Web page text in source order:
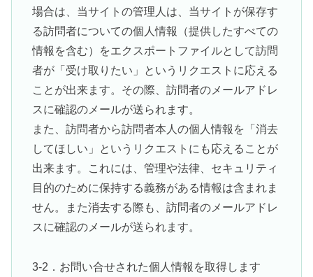
場合は、当サイトの管理人は、当サイトが保存す
る訪問者についての個人情報（提供したすべての
情報を含む）をエクスポートファイルとして訪問
者が「受け取りたい」というリクエストに応える
ことが出来ます。その際、訪問者のメールアドレ
スに確認のメールが送られます。
また、訪問者から訪問者本人の個人情報を「消去
してほしい」というリクエストにも応えることが
出来ます。これには、管理や法律、セキュリティ
目的のために保持する義務がある情報は含まれま
せん。また消去する際も、訪問者のメールアドレ
スに確認のメールが送られます。
3-2．お問い合せされた個人情報を取得します